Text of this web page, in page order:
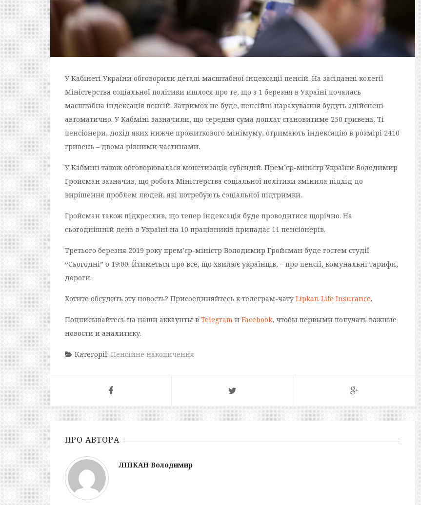
У Кабінеті України обговорили деталі масштабної індексації пенсій. На засіданні колегії
Міністерства соціальної політики йшлося про те, що з 1 березня в Україні почалась
масштабна індексація пенсій. Затримок не буде, пенсійні нарахування будуть здійснені
автоматично. У Кабміні зазначили, що середня сума доплат становитиме 250 гривень. Ті
пенсіонери, дохід яких нижче прожиткового мінімуму, отримають індексацію в розмірі 2410
гривень – двома рівними частинами.
У Кабміні також обговорювалася монетизація субсидій. Прем’єр-міністр України Володимир
Гройсман зазначив, що робота Міністерства соціальної політики змінила підхід до
вирішення проблем людей, які потребують соціальної підтримки.
Гройсман також підкреслив, що тепер індексація буде проводитися щорічно. На
сьогоднішній день в Україні на 10 працівників припадає 11 пенсіонерів.
Третього березня 2019 року прем’єр-міністр Володимир Гройсман буде гостем студії
“Сьогодні” о 19:00. Йтиметься про все, що хвилює українців, – про пенсії, комунальні тарифи,
дороги.
Хотите обсудить эту новость? Присоединяйтесь к телеграм-чату Lipkan Life Insurance.
Подписывайтесь на наши аккаунты в Telegram и Facebook, чтобы первыми получать важные
новости и аналитику.
Категорії: Пенсійне накопичення
ПРО АВТОРА
ЛІПКАН Володимир